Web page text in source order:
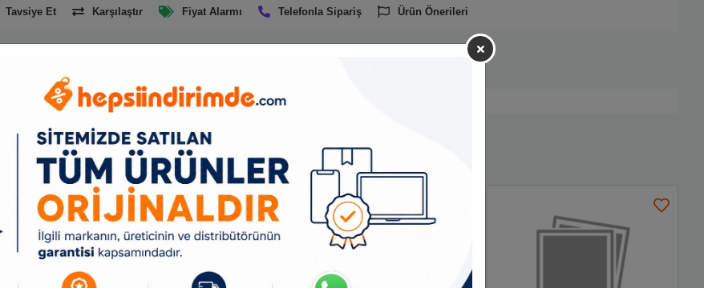
Tavsiye Et Karşılaştır Fiyat Alarmı Telefonla Sipariş Ürün Önerileri
Benzer Ürünler